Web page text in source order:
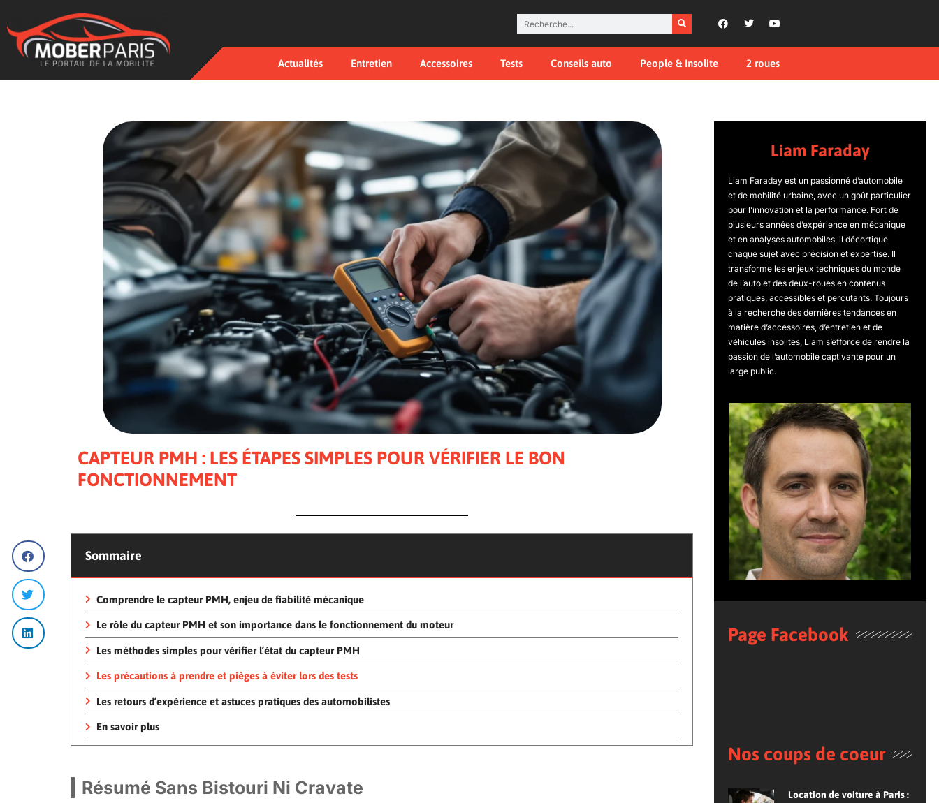
Actualités Entretien Accessoires Tests Conseils auto People & Insolite 2 roues
CAPTEUR PMH : LES ÉTAPES SIMPLES POUR VÉRIFIER LE BON
FONCTIONNEMENT
Sommaire
Comprendre le capteur PMH, enjeu de fiabilité mécanique
Le rôle du capteur PMH et son importance dans le fonctionnement du moteur
Les méthodes simples pour vérifier l’état du capteur PMH
Les précautions à prendre et pièges à éviter lors des tests
Les retours d’expérience et astuces pratiques des automobilistes
En savoir plus
Résumé Sans Bistouri Ni Cravate
Liam Faraday
Liam Faraday est un passionné d’automobile
et de mobilité urbaine, avec un goût particulier
pour l’innovation et la performance. Fort de
plusieurs années d’expérience en mécanique
et en analyses automobiles, il décortique
chaque sujet avec précision et expertise. Il
transforme les enjeux techniques du monde
de l’auto et des deux-roues en contenus
pratiques, accessibles et percutants. Toujours
à la recherche des dernières tendances en
matière d’accessoires, d’entretien et de
véhicules insolites, Liam s’efforce de rendre la
passion de l’automobile captivante pour un
large public.
Page Facebook
Nos coups de coeur
Location de voiture à Paris :